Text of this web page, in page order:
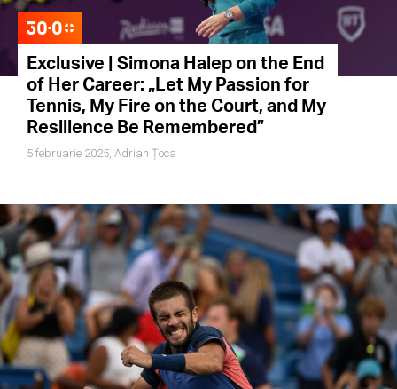
Exclusive | Simona Halep on the End
of Her Career: „Let My Passion for
Tennis, My Fire on the Court, and My
Resilience Be Remembered”
5 februarie 2025, Adrian Țoca